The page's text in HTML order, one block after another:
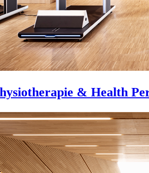
& Health